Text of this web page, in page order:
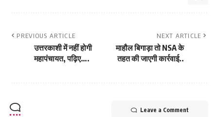
PREVIOUS ARTICLE
उत्तरकाशी में नहीं होगी
महापंचायत, पढ़िए….
NEXT ARTICLE
माहौल बिगाड़ा तो NSA के
तहत की जाएगी कार्रवाई..
Leave a Comment